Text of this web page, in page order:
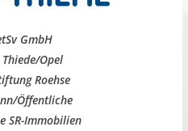
GmbH
Opel
Roehse
Öffentliche
SR-Immobilien